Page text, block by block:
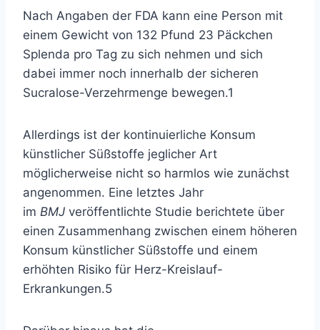
Nach Angaben der FDA kann eine Person mit
einem Gewicht von 132 Pfund 23 Päckchen
Splenda pro Tag zu sich nehmen und sich
dabei immer noch innerhalb der sicheren
Sucralose-Verzehrmenge bewegen.1
Allerdings ist der kontinuierliche Konsum
künstlicher Süßstoffe jeglicher Art
möglicherweise nicht so harmlos wie zunächst
angenommen. Eine letztes Jahr
im BMJ veröffentlichte Studie berichtete über
einen Zusammenhang zwischen einem höheren
Konsum künstlicher Süßstoffe und einem
erhöhten Risiko für Herz-Kreislauf-
Erkrankungen.5